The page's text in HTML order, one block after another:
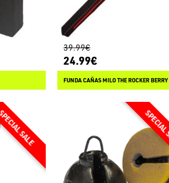
39.99€
24.99€
FUNDA CAÑAS MILO THE ROCKER BERRY